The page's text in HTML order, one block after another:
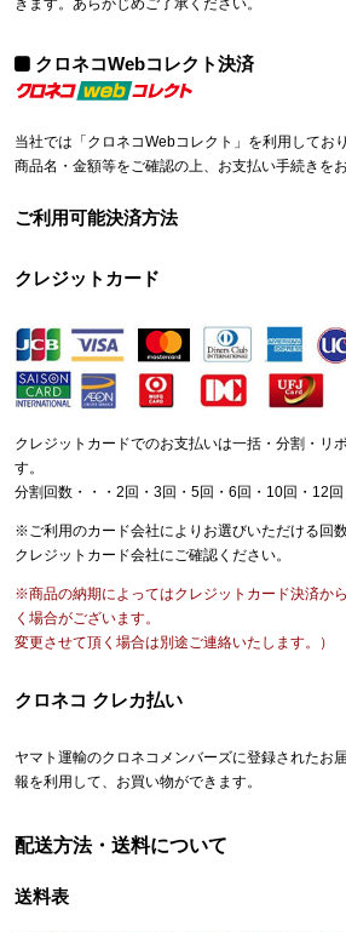
きます。あらかじめご了承ください。
クロネコWebコレクト決済
当社では「クロネコWebコレクト」を利用しており
商品名・金額等をご確認の上、お支払い手続きを
ご利用可能決済方法
クレジットカード
クレジットカードでのお支払いは一括・分割・リ
す。
分割回数・・・2回・3回・5回・6回・10回・12
※ご利用のカード会社によりお選びいただける回数
クレジットカード会社にご確認ください。
※商品の納期によってはクレジットカード決済か
く場合がございます。
変更させて頂く場合は別途ご連絡いたします。）
クロネコ クレカ払い
ヤマト運輸のクロネコメンバーズに登録されたお
報を利用して、お買い物ができます。
配送方法・送料について
送料表